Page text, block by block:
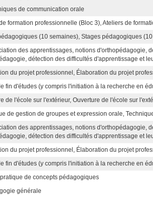
de communication orale
formation professionnelle (Bloc 3), Ateliers de
(10 semaines), Stages pédagogiques
des apprentissages, notions d'orthopédagogie,
détection des difficultés d'apprentissage et
du projet professionnel, Élaboration du projet
fin d'études (y compris l'initiation à la recherche en
de l'école sur l'extérieur, Ouverture de l'école sur
de gestion de groupes et expression orale,
des apprentissages, notions d'orthopédagogie,
détection des difficultés d'apprentissage et
du projet professionnel, Élaboration du projet
fin d'études (y compris l'initiation à la recherche en
de concepts pédagogiques
générale